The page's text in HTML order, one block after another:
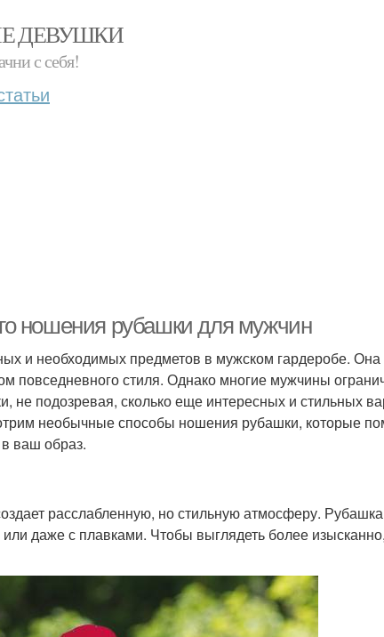
ДЕВУШКИ
с себя!
ношения рубашки для мужчин
и необходимых предметов в мужском гардеробе.
повседневного стиля. Однако многие мужчины
подозревая, сколько еще интересных и стильных
необычные способы ношения рубашки, которые
ваш образ.
расслабленную, но стильную атмосферу.
даже с плавками. Чтобы выглядеть более